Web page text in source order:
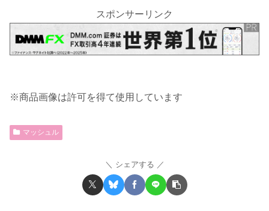
スポンサーリンク
※商品画像は許可を得て使用しています
マッシュル
シェアする